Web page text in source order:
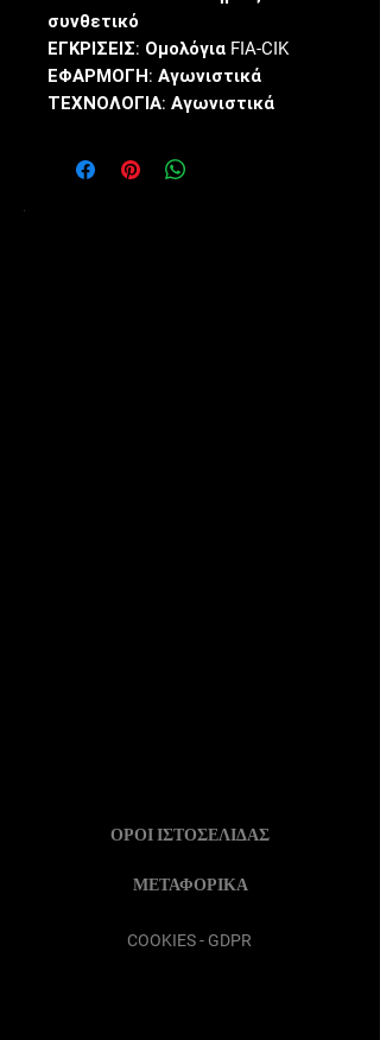
συνθετικό
ΕΓΚΡΙΣΕΙΣ: Ομολόγια FIA-CIK
ΕΦΑΡΜΟΓΗ: Αγωνιστικά
ΤΕΧΝΟΛΟΓΙΑ: Αγωνιστικά
ΟΡΟΙ ΙΣΤΟΣΕΛΙΔΑΣ
ΜΕΤΑΦΟΡΙΚΑ
COOKIES - GDPR